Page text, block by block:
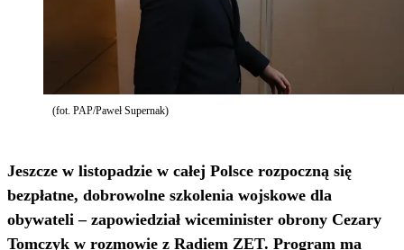
(fot. PAP/Paweł Supernak)
Jeszcze w listopadzie w całej Polsce rozpoczną się
bezpłatne, dobrowolne szkolenia wojskowe dla
obywateli – zapowiedział wiceminister obrony Cezary
Tomczyk w rozmowie z Radiem ZET. Program ma